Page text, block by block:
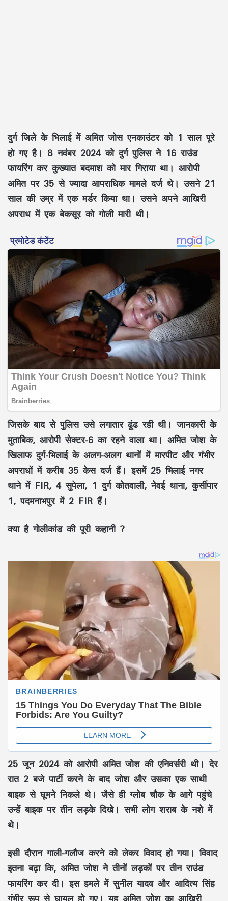
दुर्ग जिले के भिलाई में अमित जोस एनकाउंटर को 1 साल पूरे
हो गए है। 8 नवंबर 2024 को दुर्ग पुलिस ने 16 राउंड
फायरिंग कर कुख्यात बदमाश को मार गिराया था। आरोपी
अमित पर 35 से ज्यादा आपराधिक मामले दर्ज थे। उसने 21
साल की उम्र में एक मर्डर किया था। उसने अपने आखिरी
अपराध में एक बेकसूर को गोली मारी थी।
जिसके बाद से पुलिस उसे लगातार ढूंढ रही थी। जानकारी के
मुताबिक, आरोपी सेक्टर-6 का रहने वाला था। अमित जोश के
खिलाफ दुर्ग-भिलाई के अलग-अलग थानों में मारपीट और गंभीर
अपराधों में करीब 35 केस दर्ज हैं। इसमें 25 भिलाई नगर
थाने में FIR, 4 सुपेला, 1 दुर्ग कोतवाली, नेवई थाना, कुर्सीपार
1, पदमनाभपुर में 2 FIR हैं।
क्या है गोलीकांड की पूरी कहानी ?
25 जून 2024 को आरोपी अमित जोश की एनिवर्सरी थी। देर
रात 2 बजे पार्टी करने के बाद जोश और उसका एक साथी
बाइक से घूमने निकले थे। जैसे ही ग्लोब चौक के आगे पहुंचे
उन्हें बाइक पर तीन लड़के दिखे। सभी लोग शराब के नशे में
थे।
इसी दौरान गाली-गलौज करने को लेकर विवाद हो गया। विवाद
इतना बढ़ा कि, अमित जोश ने तीनों लड़कों पर तीन राउंड
फायरिंग कर दी। इस हमले में सुनील यादव और आदित्य सिंह